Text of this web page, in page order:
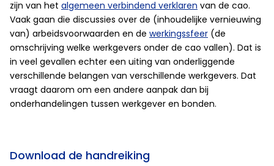
zijn van het algemeen verbindend verklaren van de cao.
Vaak gaan die discussies over de (inhoudelijke vernieuwing
van) arbeidsvoorwaarden en de werkingssfeer (de
omschrijving welke werkgevers onder de cao vallen). Dat is
in veel gevallen echter een uiting van onderliggende
verschillende belangen van verschillende werkgevers. Dat
vraagt daarom om een andere aanpak dan bij
onderhandelingen tussen werkgever en bonden.
Download de handreiking